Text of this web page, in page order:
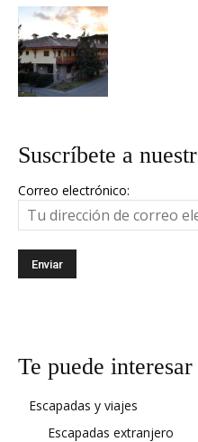
Suscríbete a
Correo electrónico:
Te puede interesar
Escapadas y viajes
Escapadas extranjero